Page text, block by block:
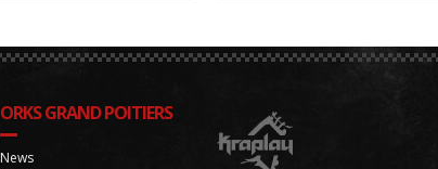
ORKS GRAND POITIERS
News